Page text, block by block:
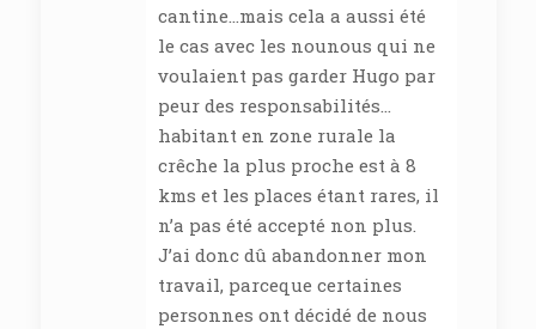
cantine…mais cela a aussi été
le cas avec les nounous qui ne
voulaient pas garder Hugo par
peur des responsabilités…
habitant en zone rurale la
crêche la plus proche est à 8
kms et les places étant rares, il
n’a pas été accepté non plus.
J’ai donc dû abandonner mon
travail, parceque certaines
personnes ont décidé de nous